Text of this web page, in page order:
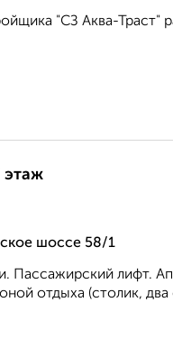
"СЗ Аква-Траст"
этаж
шоссе 58/1
Пaсcажирский лифт.
отдыха (столик,